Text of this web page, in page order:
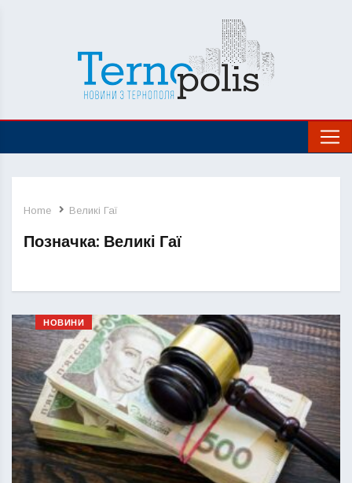
Home Великі Гаї
Позначка: Великі Гаї
НОВИНИ